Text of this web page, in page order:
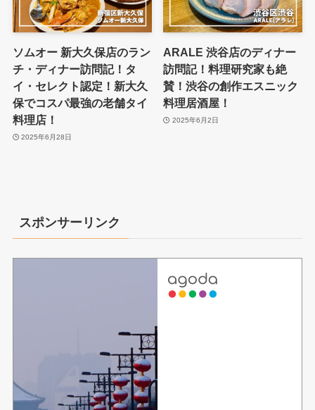
ソムオー 新大久保店のラン
チ・ディナー訪問記！タ
イ・セレクト認定！新大久
保でコスパ最強の老舗タイ
料理店！
2025年6月28日
ARALE 渋谷店のディナー
訪問記！料理研究家も絶
賛！渋谷の創作エスニック
料理居酒屋！
2025年6月2日
スポンサーリンク